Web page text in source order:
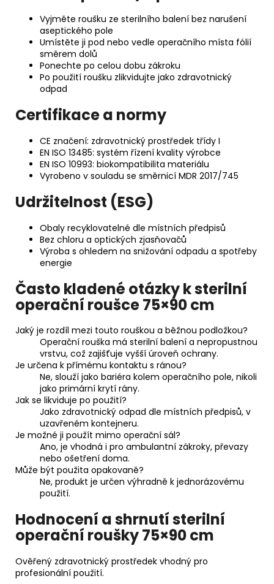
Vyjměte roušku ze sterilního balení bez narušení
aseptického pole
Umístěte ji pod nebo vedle operačního místa fólií
směrem dolů
Ponechte po celou dobu zákroku
Po použití roušku zlikvidujte jako zdravotnický
odpad
Certifikace a normy
CE značení: zdravotnický prostředek třídy I
EN ISO 13485: systém řízení kvality výrobce
EN ISO 10993: biokompatibilita materiálu
Vyrobeno v souladu se směrnicí MDR 2017/745
Udržitelnost (ESG)
Obaly recyklovatelné dle místních předpisů
Bez chloru a optických zjasňovačů
Výroba s ohledem na snižování odpadu a spotřeby
energie
Často kladené otázky k sterilní
operační roušce 75×90 cm
Jaký je rozdíl mezi touto rouškou a běžnou podložkou?
Operační rouška má sterilní balení a nepropustnou
vrstvu, což zajišťuje vyšší úroveň ochrany.
Je určena k přímému kontaktu s ránou?
Ne, slouží jako bariéra kolem operačního pole, nikoli
jako primární krytí rány.
Jak se likviduje po použití?
Jako zdravotnický odpad dle místních předpisů, v
uzavřeném kontejneru.
Je možné ji použít mimo operační sál?
Ano, je vhodná i pro ambulantní zákroky, převazy
nebo ošetření doma.
Může být použita opakovaně?
Ne, produkt je určen výhradně k jednorázovému
použití.
Hodnocení a shrnutí sterilní
operační roušky 75×90 cm
Ověřený zdravotnický prostředek vhodný pro
profesionální použití.